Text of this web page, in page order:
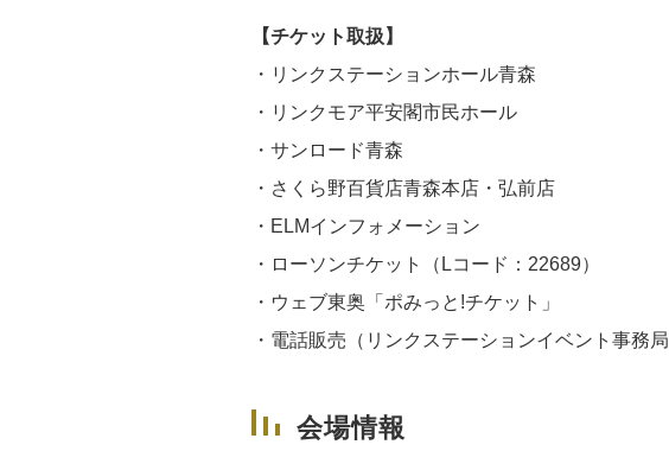
【チケット取扱】
・リンクステーションホール青森
・リンクモア平安閣市民ホール
・サンロード青森
・さくら野百貨店青森本店・弘前店
・ ELMインフォメーション
・ローソンチケット（ Lコード： 22689）
・ウェブ東奥「ポみっと !チケット」
・電話販売（リンクステーションイベント事務局
会場情報